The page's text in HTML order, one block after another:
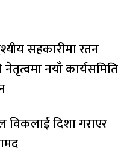
सहकारीमा रतन
नयाँ कार्यसमिति
विकलाई दिशा गराएर